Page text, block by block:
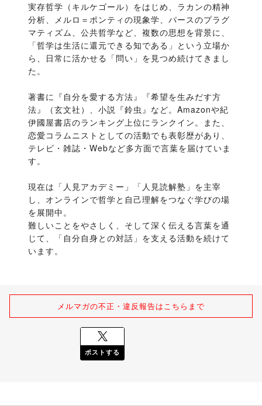
実存哲学（キルケゴール）をはじめ、ラカンの精神
分析、メルロ＝ポンティの現象学、パースのプラグ
マティズム、公共哲学など、複数の思想を背景に、
「哲学は生活に還元できる知である」という立場か
ら、日常に活かせる「問い」を見つめ続けてきまし
た。
著書に『自分を愛する方法』『希望を生みだす方
法』（玄文社）、小説『鈴虫』など。Amazonや紀
伊國屋書店のランキング上位にランクイン。また、
恋愛コラムニストとしての活動でも表彰歴があり、
テレビ・雑誌・Webなど多方面で言葉を届けていま
す。
現在は「人見アカデミー」「人見読解塾」を主宰
し、オンラインで哲学と自己理解をつなぐ学びの場
を展開中。
難しいことをやさしく、そして深く伝える言葉を通
じて、「自分自身との対話」を支える活動を続けて
います。
メルマガの不正・違反報告はこちらまで
ポストする